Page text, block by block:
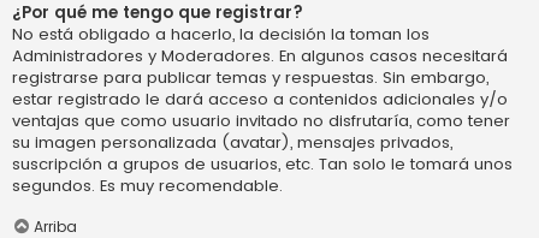
¿Por qué me tengo que registrar?
No está obligado a hacerlo, la decisión la toman los
Administradores y Moderadores. En algunos casos necesitará
registrarse para publicar temas y respuestas. Sin embargo,
estar registrado le dará acceso a contenidos adicionales y/o
ventajas que como usuario invitado no disfrutaría, como tener
su imagen personalizada (avatar), mensajes privados,
suscripción a grupos de usuarios, etc. Tan solo le tomará unos
segundos. Es muy recomendable.
Arriba